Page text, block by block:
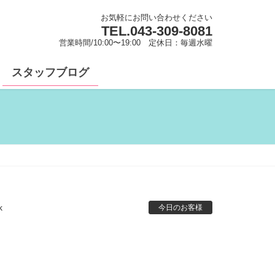
お気軽にお問い合わせください
TEL.043-309-8081
営業時間/10:00〜19:00 定休日：毎週水曜
スタッフブログ
今日のお客様